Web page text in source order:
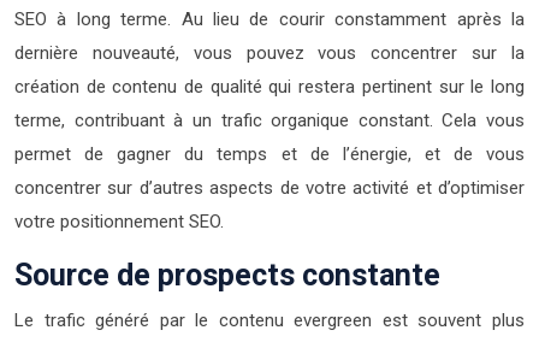
SEO à long terme. Au lieu de courir constamment après la
dernière nouveauté, vous pouvez vous concentrer sur la
création de contenu de qualité qui restera pertinent sur le long
terme, contribuant à un trafic organique constant. Cela vous
permet de gagner du temps et de l’énergie, et de vous
concentrer sur d’autres aspects de votre activité et d’optimiser
votre positionnement SEO.
Source de prospects constante
Le trafic généré par le contenu evergreen est souvent plus